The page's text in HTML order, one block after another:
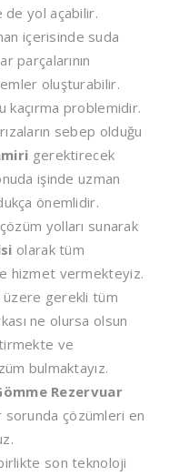
yol açabilir.
içerisinde suda
parçalarının
oluşturabilir.
kaçırma problemidir.
sebep olduğu
gerektirecek
işinde uzman
önemlidir.
yolları sunarak
olarak tüm
hizmet vermekteyiz.
üzere gerekli tüm
ne olursa olsun
ve
bulmaktayız.
Rezervuar
sorunda çözümleri en
son teknoloji